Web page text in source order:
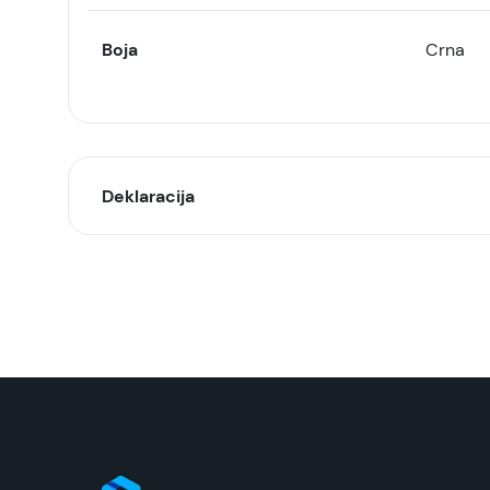
Boja Crna
Deklaracija
Uvoznik:
Zemlja porekla: